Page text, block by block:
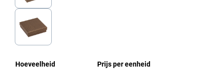
Hoeveelheid Prijs per eenheid